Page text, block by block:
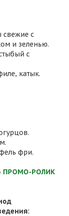
свежие с
и зеленью.
с
катык.
фри.
ПРОМО-РОЛИК